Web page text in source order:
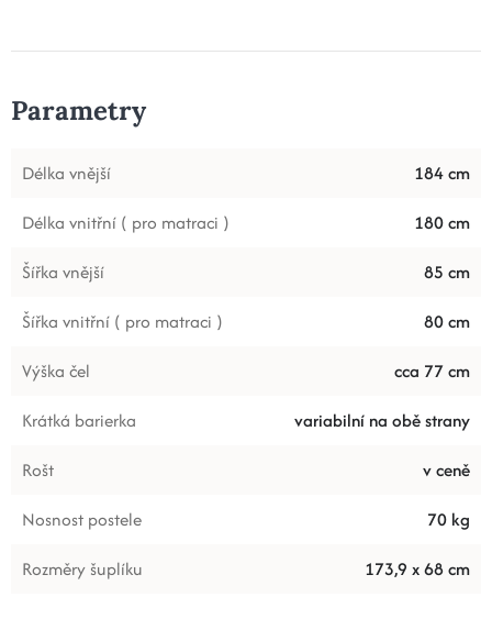
Parametry
Délka vnější
184 cm
Délka vnitřní ( pro matraci )
180 cm
Šířka vnější
85 cm
Šířka vnitřní ( pro matraci )
80 cm
Výška čel
cca 77 cm
Krátká barierka
variabilní na obě strany
Rošt
v ceně
Nosnost postele
70 kg
Rozměry šuplíku
173,9 x 68 cm